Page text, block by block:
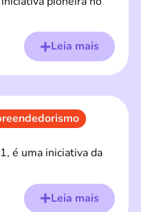
Leia mais
é uma iniciativa da
Leia mais